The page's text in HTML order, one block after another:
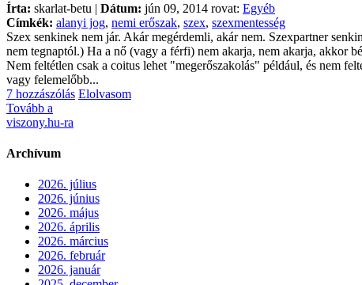
Írta: skarlat-betu | Dátum: jún 09, 2014 rovat: Egyéb
Címkék: alanyi jog, nemi erőszak, szex, szexmentesség
Szex senkinek nem jár. Akár megérdemli, akár nem. Szexpartner
nem tegnaptól.) Ha a nő (vagy a férfi) nem akarja, nem akarja, akkor
Nem feltétlen csak a coitus lehet "megerőszakolás" például, és nem
vagy felemelőbb...
7 hozzászólás Elolvasom
Tovább a
viszony.hu-ra
Archívum
2026. július
2026. június
2026. május
2026. április
2026. március
2026. február
2026. január